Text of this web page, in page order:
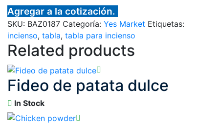
Agregar a la cotización.
SKU: BAZ0187 Categoría: Yes Market Etiquetas:
incienso, tabla, tabla para incienso
Related products
Fideo de patata dulce
In Stock